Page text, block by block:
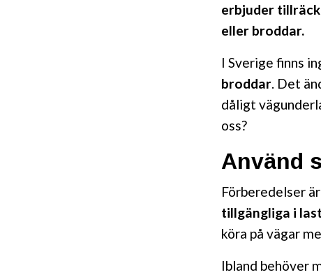
erbjuder
eller broddar.
I Sverige finns
broddar. Det
dåligt
oss?
Använd
Förberedelser
tillgängliga i
köra på vägar
Ibland behöver